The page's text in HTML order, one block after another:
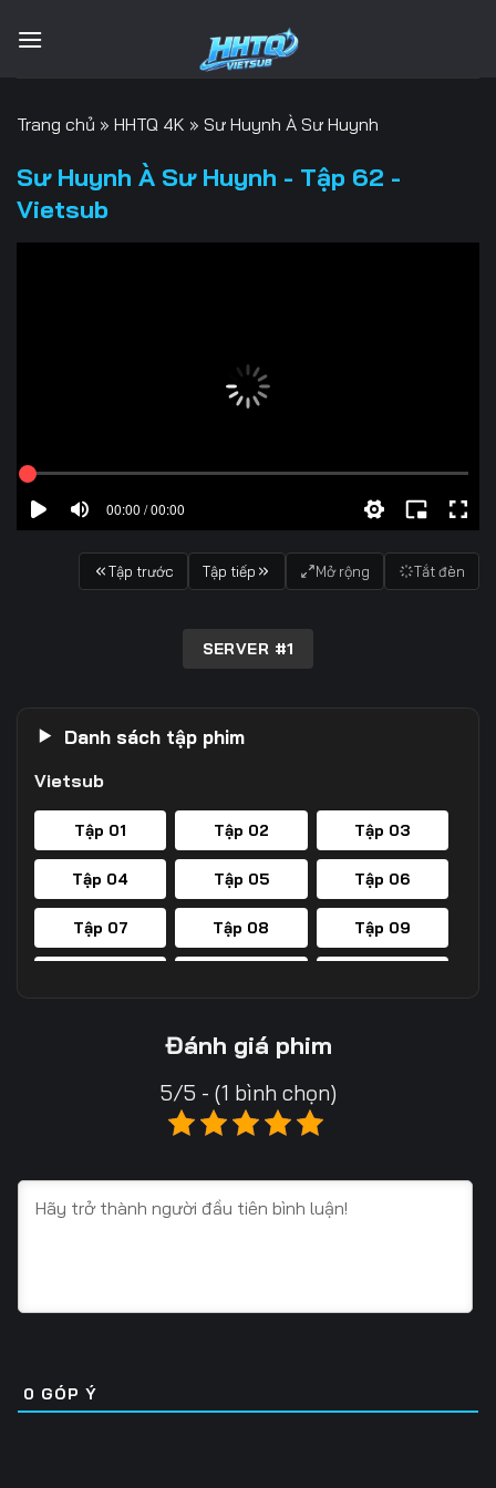
qua
Trang chủ » HHTQ 4K » Sư Huynh À Sư Huynh
Sư Huynh À Sư Huynh - Tập 62 -
Vietsub
00:00 / 00:00
Tập trước Tập tiếp Mở rộng Tắt đèn
SERVER #1
Danh sách tập phim
Vietsub
Tập 01 Tập 02 Tập 03
Tập 04 Tập 05 Tập 06
Tập 07 Tập 08 Tập 09
Tập 20
Tập 25 Tập 26
Tập 31 Tập 32 Tập 33
Tập 37 Tập 38 Tập 39
Đánh giá phim
5/5 - (1 bình chọn)
0 GÓP Ý